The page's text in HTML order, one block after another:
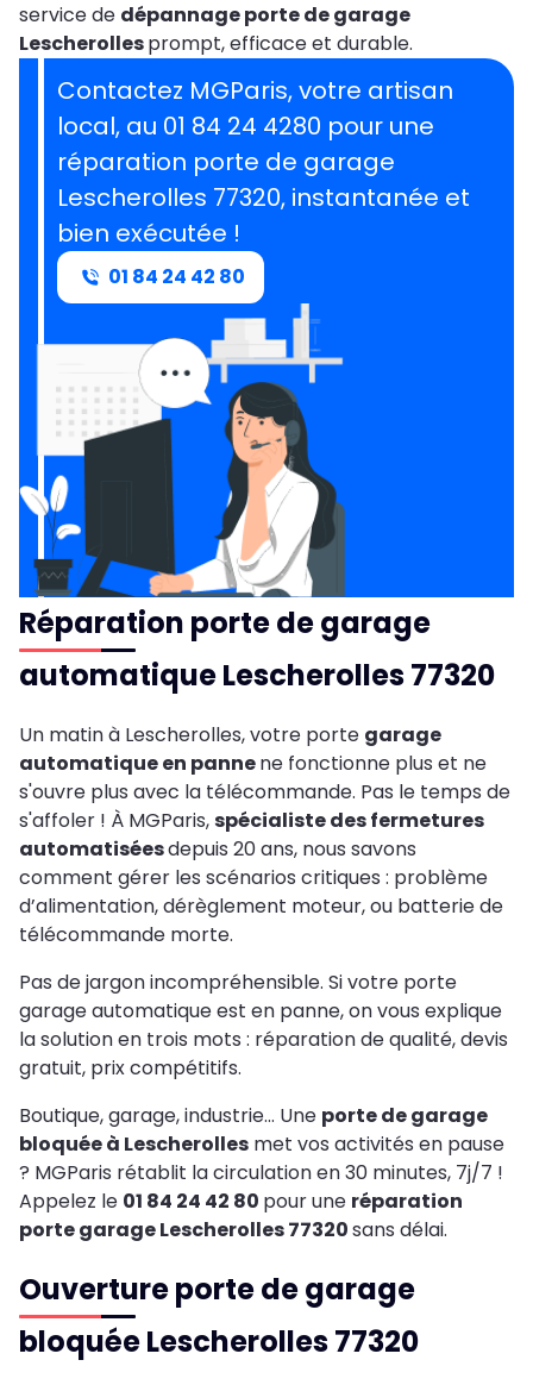
service de dépannage porte de garage
Lescherollesprompt, efficace et durable.
Contactez MGParis, votre artisan
local, au 01 84 24 4280 pour une
réparation porte de garage
Lescherolles 77320, instantanée et
bien exécutée !
01 84 24 42 80
Réparation porte de garage
automatique Lescherolles 77320
Un matin à Lescherolles, votre porte garage
automatique en pannene fonctionne plus et ne
s'ouvre plus avec la télécommande. Pas le temps de
s'affoler ! À MGParis,spécialiste des fermetures
automatiséesdepuis 20 ans, nous savons
comment gérer les scénarios critiques : problème
d’alimentation, dérèglement moteur, ou batterie de
télécommande morte.
Pas de jargon incompréhensible. Si votre porte
garage automatique est en panne, on vous explique
la solution en trois mots : réparation de qualité, devis
gratuit, prix compétitifs.
Boutique, garage, industrie… Une porte de garage
bloquée à Lescherolles met vos activités en pause
? MGParis rétablit la circulation en 30 minutes, 7j/7 !
Appelez le 01 84 24 42 80 pour une réparation
porte garage Lescherolles 77320sans délai.
Ouverture porte de garage
bloquée Lescherolles 77320